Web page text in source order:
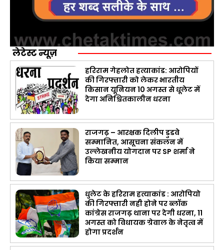
लेटेस्ट न्यूज़
हरिराम गेहलोत हत्याकांड: आरोपियों
की गिरफ्तारी को लेकर भारतीय
किसान यूनियन 10 अगस्त से धूलेट में
देगा अनिश्चितकालीन धरना
राजगढ़ – आरक्षक दिलीप डुडवे
सम्मानित, आसूचना संकलन में
उल्लेखनीय योगदान पर SP शर्मा ने
किया सम्मान
धुलेट के हरिराम हत्याकांड : आरोपियो
की गिरफ्तारी नही होने पर ब्लॉक
कांग्रेस राजगढ़ थाना पर देगी धरना, 11
अगस्त को विधायक ग्रेवाल के नेतृत्व में
होगा प्रदर्शन